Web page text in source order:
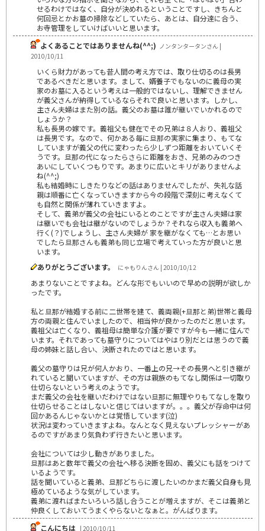
せるわけではなく、自分が決めれるということですし、きちんと
何回忌とかお墓の掃除などしていたら、あとは、自分達に合う、
お寺管理をしていけばいいと思います。
よくあることではありませんね(^^;) ノンタンタータンさん |
2010/10/11
いくら財力があっても昔人間の考え方では、取り仕切るのは長男
であるべきだと思います。まして、婿養子でもないのに義母の実
家のお墓に入るという考えは一般的ではないし、理解できません
が義父さんが納得しているならそれで良いと思います。しかし、
主さん夫婦はまた別の話。義父のお墓は誰が継いでいかれるので
しょうか？
私も長男の嫁です。義祖父も健在でその兄弟は８人おり、義祖父
は長男です。なので、何かある毎に旦那の実家に集まり、もてな
していますが義父の代に変わったら少しずつ距離をおいていくそ
うです。旦那の代になったらさらに距離をおき、兄弟のみのつき
あいにしていくつもりです。あまりに広いとキリがありませんよ
ね(^^;)
私も結婚時にしきたりなどの話はありませんでしたが、失礼な話
親は順番に亡くなっていきますから今の段階で深刻に考えなくて
も自然と関係が薄れていきますよ。
そして、義弟が義父の会社にいるとのことですが主さん夫婦は家
は継いでも会社は継がないのでしょうか？それなら収入も義弟へ
行く(？)でしょうし、主さん夫婦が 家を継がなくても…とお思い
でしたら旦那さんも義弟も同じ立場で考えていった方が良いと思
います。
ありがとうございます。
にゃもりんさん | 2010/10/12
あまりないことですよね。どんな形でもいいので早めの説明が欲しか
ったです。
私と旦那が結婚する前に二世帯を建て、義両親(+旦那と弟)世帯と義母
方の両親と住んでいましたので、相当仲が良かったのだと思います。
義祖父は亡くなり、義祖母は簡単な介護が要ですが今も一緒に住んで
います。それであっても墓守りについてはやはり別だとは思うので義
母の姉妹と話し合い、決断されたのではと思います。
義父の墓守りは兄が何人かおり、一番上の兄→その長男へと引き継が
れていると聞いていますが、その方は親族のもてなし関係は一切取り
仕切らないという考えのようです。
まだ義父の会社を継いだわけではない旦那に無理やりもてなしを取り
仕切らせることはしないと信じてはいますが。。。義父が存命中は何
回かあるんじゃないかとは覚悟しています(泣)
状況は変わっていきますよね。なんとなく見えないプレッシャーがあ
るのですがあまり気負わず行きたいと思います。
会社については少し動きがありました。
旦那はあと数年で義父の会社へ移る決断を固め、義父にも話をつけて
いるようです。
話を聞いていると義弟、旦那どちらに渡したいのかまだ義父自身も見
極めているような気がしています。
義弟に渡ればまたいろいろ話し合うことが増えますが、そこは義弟と
仲良くしておいてうまくやらないとなぁと。がんばります。
こんにちは | 2010/10/11